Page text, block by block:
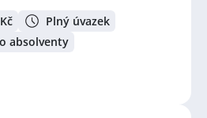
Plný úvazek
absolventy